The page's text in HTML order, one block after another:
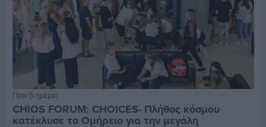
Πριν 5 ημέρες
CHIOS FORUM: CHOICES- Πλήθος κόσμου
κατέκλυσε το Ομήρειο για την μεγάλη